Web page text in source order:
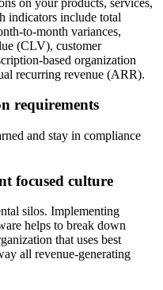
indicators include total
to-month variances,
(CLV), customer
based organization
recurring revenue (ARR).
requirements
and stay in compliance
focused culture
silos. Implementing
helps to break down
that uses best
all revenue-generating